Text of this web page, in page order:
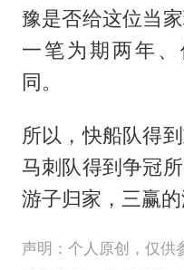
豫是否给这位当
一笔为期两年、
同。
所以，快船队得
马刺队得到争冠
游子归家，三赢
声明：个人原创，仅供